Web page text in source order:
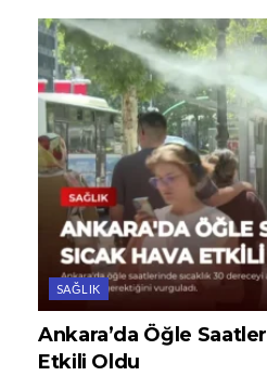
SAĞLIK
Ankara’da Öğle
Etkili Oldu